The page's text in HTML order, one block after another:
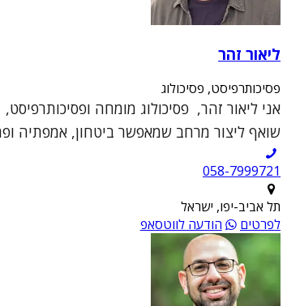
ליאור זהר
פסיכותרפיסט, פסיכולוג
אני ליאור זהר, פסיכולוג מומחה
שואף ליצור מרחב שמאפשר ביטחון, אמפתיה
תל אביב-יפו, ישראל
לפרטים
הודעה לווטסאפ